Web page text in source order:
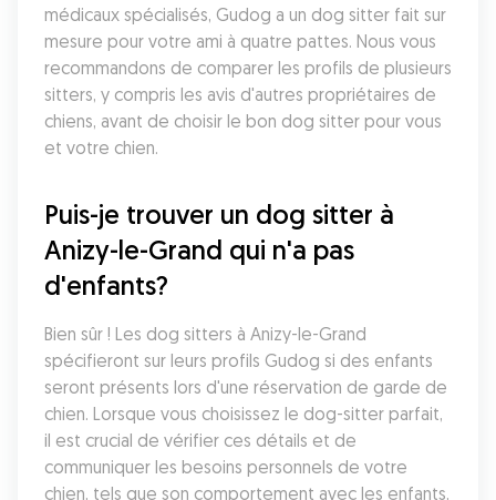
médicaux spécialisés, Gudog a un dog sitter fait sur
mesure pour votre ami à quatre pattes. Nous vous
recommandons de comparer les profils de plusieurs
sitters, y compris les avis d'autres propriétaires de
chiens, avant de choisir le bon dog sitter pour vous
et votre chien.
Puis-je trouver un dog sitter à
Anizy-le-Grand qui n'a pas
d'enfants?
Bien sûr ! Les dog sitters à Anizy-le-Grand
spécifieront sur leurs profils Gudog si des enfants
seront présents lors d'une réservation de garde de
chien. Lorsque vous choisissez le dog-sitter parfait,
il est crucial de vérifier ces détails et de
communiquer les besoins personnels de votre
chien, tels que son comportement avec les enfants,